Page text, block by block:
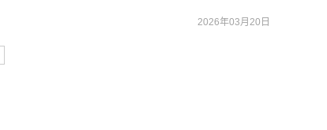
2026年03月20日